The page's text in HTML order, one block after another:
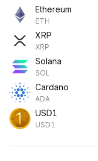
Ethereum
ETH
XRP
XRP
Solana
SOL
Cardano
ADA
USD1
USD1